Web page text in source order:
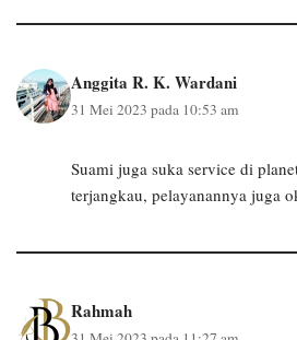
Anggita R. K. Wardani
31 Mei 2023 pada 10:53 am
Suami juga suka service di
terjangkau, pelayanannya juga
Rahmah